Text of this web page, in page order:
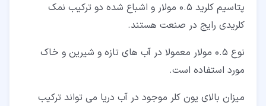
پتاسیم کلرید 0.5 مولار و اشباع شده دو ترکیب نمک
کلریدی رایج در صنعت هستند.
نوع 0.5 مولار معمولا در آب های تازه و شیرین و خاک
مورد استفاده است.
میزان بالای یون کلر موجود در آب دریا می تواند ترکیب